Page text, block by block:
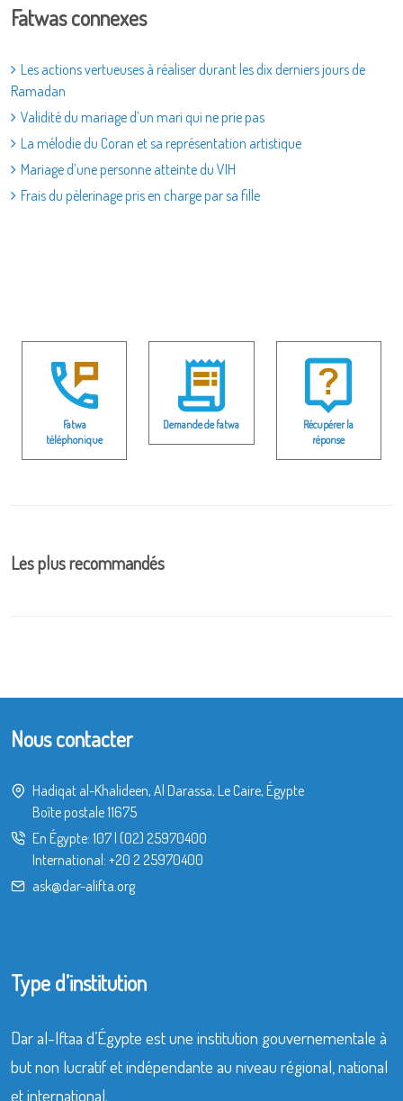
Fatwas connexes
Les actions vertueuses à réaliser durant les dix derniers jours de
Ramadan
Validité du mariage d’un mari qui ne prie pas
La mélodie du Coran et sa représentation artistique
Mariage d’une personne atteinte du VIH
Frais du pèlerinage pris en charge par sa fille
Fatwa
téléphonique
Demande de fatwa
Récupérer la
réponse
Les plus recommandés
Nous contacter
Hadiqat al-Khalideen, Al Darassa, Le Caire, Égypte
Boîte postale 11675
En Égypte: 107| (02) 25970400
International: +20 2 25970400
ask@dar-alifta.org
Type d’institution
Dar al-Iftaa d’Égypte est une institution gouvernementale à
but non lucratif et indépendante au niveau régional, national
et international.